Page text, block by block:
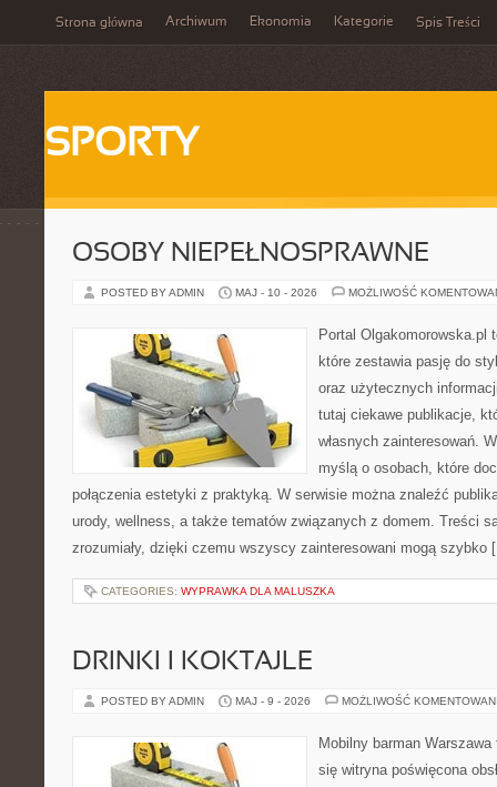
Strona główna Archiwum Ekonomia Kategorie Spis Treści
SPORTY
OSOBY NIEPEŁNOSPRAWNE
POSTED BY ADMIN MAJ - 10 - 2026 MOŻLIWOŚĆ
Portal Olgakomorowska.pl
które zestawia pasję do
oraz użytecznych
tutaj ciekawe publikacje,
własnych zainteresowań.
myślą o osobach, które
połączenia estetyki z praktyką. W serwisie można znaleźć
urody, wellness, a także tematów związanych z domem. Treści
zrozumiały, dzięki czemu wszyscy zainteresowani mogą szybko
CATEGORIES: WYPRAWKA DLA MALUSZKA
DRINKI I KOKTAJLE
POSTED BY ADMIN MAJ - 9 - 2026 MOŻLIWOŚĆ
Mobilny barman
się witryna poświęcona